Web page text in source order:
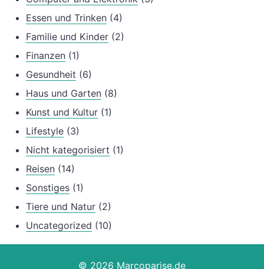
Essen und Trinken (4)
Familie und Kinder (2)
Finanzen (1)
Gesundheit (6)
Haus und Garten (8)
Kunst und Kultur (1)
Lifestyle (3)
Nicht kategorisiert (1)
Reisen (14)
Sonstiges (1)
Tiere und Natur (2)
Uncategorized (10)
© 2026 Marcoparise.de